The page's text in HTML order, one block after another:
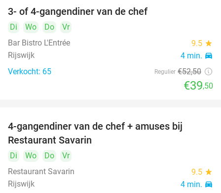
3- of 4-gangendiner van de chef
Di Wo Do
Vr
Bar Bistro L'Entrée
9.5 star
Rijswijk 4 min. directions_car
Verkocht: 65 Regulier €52,50
€39,50
4-gangendiner van de chef + amuses bij
Restaurant Savarin
Di Wo Do
Vr
Restaurant Savarin
9.5 star
Rijswijk 4 min. directions_car